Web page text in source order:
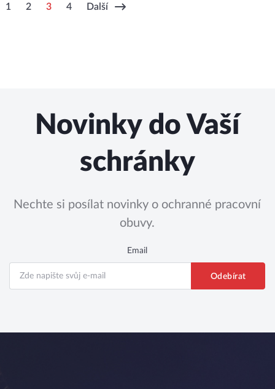
1 2 3 4 Další
Novinky do Vaší
schránky
Nechte si posílat novinky o ochranné pracovní
obuvy.
Email